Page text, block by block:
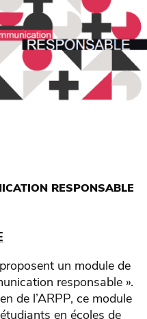
RESPONSABLE
un module de
responsable ».
de l’ARPP, ce module
en écoles de